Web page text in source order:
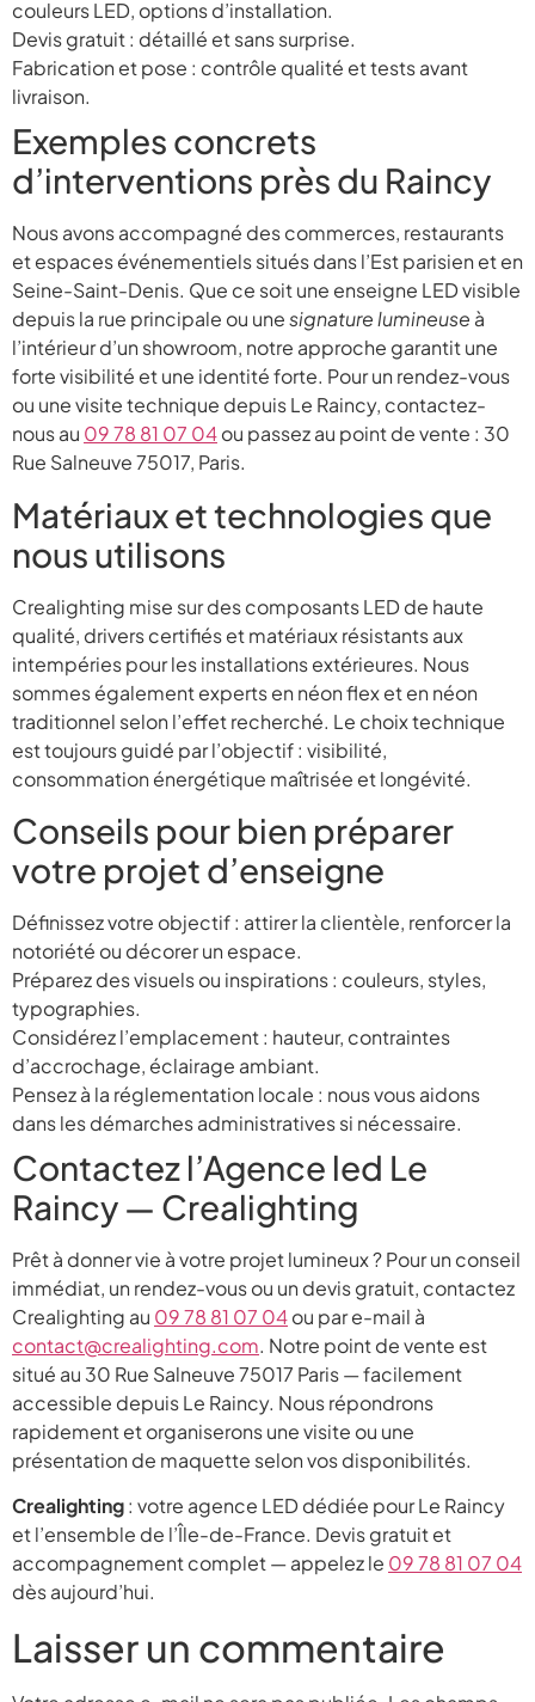
couleurs LED, options d’installation.
Devis gratuit : détaillé et sans surprise.
Fabrication et pose : contrôle qualité et tests avant
livraison.
Exemples concrets
d’interventions près du Raincy
Nous avons accompagné des commerces, restaurants
et espaces événementiels situés dans l’Est parisien et en
Seine-Saint-Denis. Que ce soit une enseigne LED visible
depuis la rue principale ou unesignature lumineuse à
l’intérieur d’un showroom, notre approche garantit une
forte visibilité et une identité forte. Pour un rendez-vous
ou une visite technique depuis Le Raincy, contactez-
nous au 09 78 81 07 04ou passez au point de vente : 30
Rue Salneuve 75017, Paris.
Matériaux et technologies que
nous utilisons
Crealighting mise sur des composants LED de haute
qualité, drivers certifiés et matériaux résistants aux
intempéries pour les installations extérieures. Nous
sommes également experts en néon flex et en néon
traditionnel selon l’effet recherché. Le choix technique
est toujours guidé par l’objectif : visibilité,
consommation énergétique maîtrisée et longévité.
Conseils pour bien préparer
votre projet d’enseigne
Définissez votre objectif : attirer la clientèle, renforcer la
notoriété ou décorer un espace.
Préparez des visuels ou inspirations : couleurs, styles,
typographies.
Considérez l’emplacement : hauteur, contraintes
d’accrochage, éclairage ambiant.
Pensez à la réglementation locale : nous vous aidons
dans les démarches administratives si nécessaire.
Contactez l’Agence led Le
Raincy — Crealighting
Prêt à donner vie à votre projet lumineux ? Pour un conseil
immédiat, un rendez-vous ou un devis gratuit, contactez
Crealighting au 09 78 81 07 04ou par e-mail à
contact@crealighting.com. Notre point de vente est
situé au 30 Rue Salneuve 75017 Paris — facilement
accessible depuis Le Raincy. Nous répondrons
rapidement et organiserons une visite ou une
présentation de maquette selon vos disponibilités.
Crealighting: votre agence LED dédiée pour Le Raincy
et l’ensemble de l’Île-de-France. Devis gratuit et
accompagnement complet — appelez le 09 78 81 07 04
dès aujourd’hui.
Laisser un commentaire